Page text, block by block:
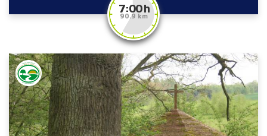
7:00 h
90.9 km